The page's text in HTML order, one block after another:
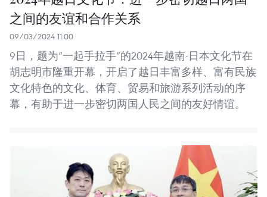
之间的友谊和合作关系
09/03/2024 11:00
9日，题为“一起手拉手”的2024年越南-日本文化节在
胡志明市隆重开幕，开启了越日丰富多样、富有民族
文化特色的文化、体育、贸易和旅游系列活动的序
幕，有助于进一步密切两国人民之间的友好情谊。